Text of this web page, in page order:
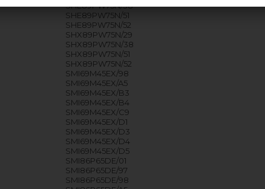
SHE89PW75N/38
SHE89PW75N/51
SHE89PW75N/52
SHX89PW75N/29
SHX89PW75N/38
SHX89PW75N/51
SHX89PW75N/52
SMI69M45EX/98
SMI69M45EX/A5
SMI69M45EX/B3
SMI69M45EX/B4
SMI69M45EX/C9
SMI69M45EX/D1
SMI69M45EX/D3
SMI69M45EX/D4
SMI69M45EX/D5
SMI86P65DE/01
SMI86P65DE/97
SMI86P65DE/98